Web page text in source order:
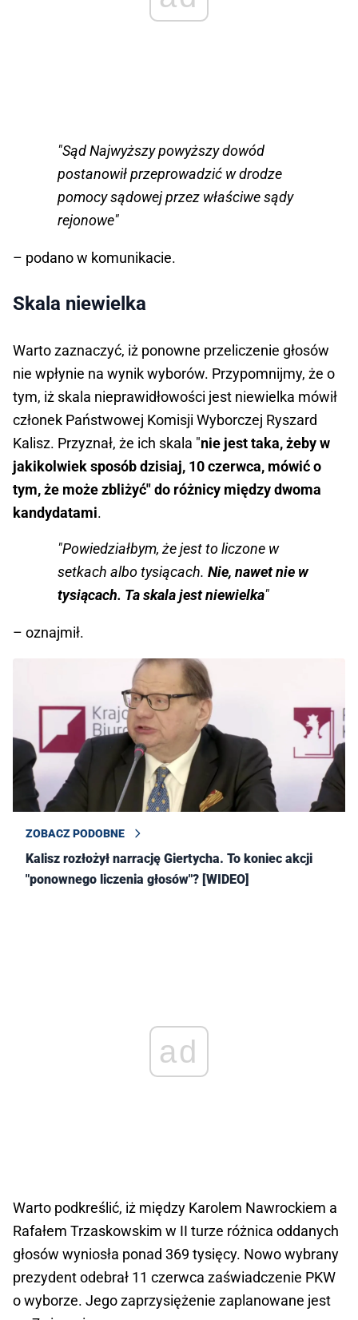
"Sąd Najwyższy powyższy dowód
postanowił przeprowadzić w drodze
pomocy sądowej przez właściwe sądy
rejonowe"
– podano w komunikacie.
Skala niewielka
Warto zaznaczyć, iż ponowne przeliczenie głosów
nie wpłynie na wynik wyborów. Przypomnijmy, że o
tym, iż skala nieprawidłowości jest niewielka mówił
członek Państwowej Komisji Wyborczej Ryszard
Kalisz. Przyznał, że ich skala "nie jest taka, żeby w
jakikolwiek sposób dzisiaj, 10 czerwca, mówić o
tym, że może zbliżyć" do różnicy między dwoma
kandydatami.
"Powiedziałbym, że jest to liczone w
setkach albo tysiącach. Nie, nawet nie w
tysiącach. Ta skala jest niewielka"
– oznajmił.
ZOBACZ PODOBNE
Kalisz rozłożył narrację Giertycha. To koniec akcji
"ponownego liczenia głosów"? [WIDEO]
ad
Warto podkreślić, iż między Karolem Nawrockiem a
Rafałem Trzaskowskim w II turze różnica oddanych
głosów wyniosła ponad 369 tysięcy. Nowo wybrany
prezydent odebrał 11 czerwca zaświadczenie PKW
o wyborze. Jego zaprzysiężenie zaplanowane jest